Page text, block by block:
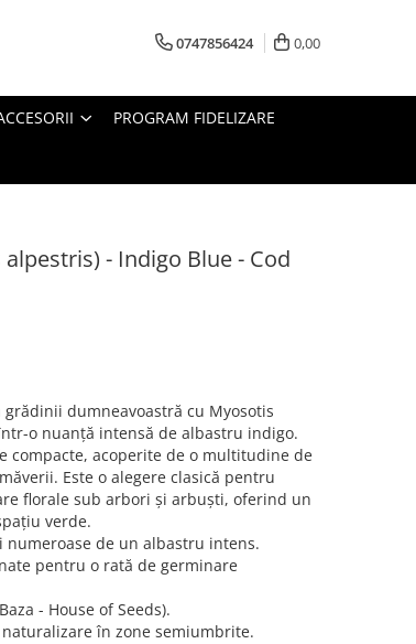
0747856424 0,00
PROGRAM FIDELIZARE
- Indigo Blue - Cod
dumneavoastră cu Myosotis
o nuanță intensă de albastru indigo.
compacte, acoperite de o multitudine de
Este o alegere clasică pentru
florale sub arbori și arbuști, oferind un
verde.
numeroase de un albastru intens.
pentru o rată de germinare
- House of Seeds).
în zone semiumbrite.